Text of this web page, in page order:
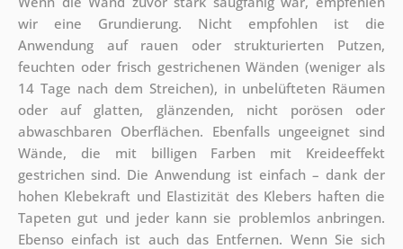
wir eine Grundierung. Nicht empfohlen ist die
Anwendung auf rauen oder strukturierten Putzen,
feuchten oder frisch gestrichenen Wänden (weniger als
14 Tage nach dem Streichen), in unbelüfteten Räumen
oder auf glatten, glänzenden, nicht porösen oder
abwaschbaren Oberflächen. Ebenfalls ungeeignet sind
Wände, die mit billigen Farben mit Kreideeffekt
gestrichen sind. Die Anwendung ist einfach – dank der
hohen Klebekraft und Elastizität des Klebers haften die
Tapeten gut und jeder kann sie problemlos anbringen.
Ebenso einfach ist auch das Entfernen. Wenn Sie sich